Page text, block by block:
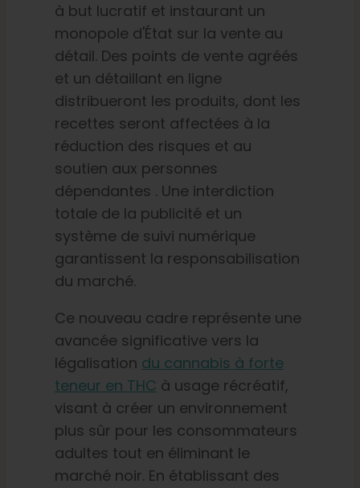
à but lucratif et instaurant un
monopole d'État sur la vente au
détail. Des points de vente agréés
et un détaillant en ligne
distribueront les produits, dont les
recettes seront affectées à la
réduction des risques et au
soutien aux personnes
dépendantes . Une interdiction
totale de la publicité et un
système de suivi numérique
garantissent la responsabilisation
du marché.
Ce nouveau cadre représente une
avancée significative vers la
légalisation du cannabis à forte
teneur en THC à usage récréatif,
visant à créer un environnement
plus sûr pour les consommateurs
adultes tout en éliminant le
marché noir. En établissant des